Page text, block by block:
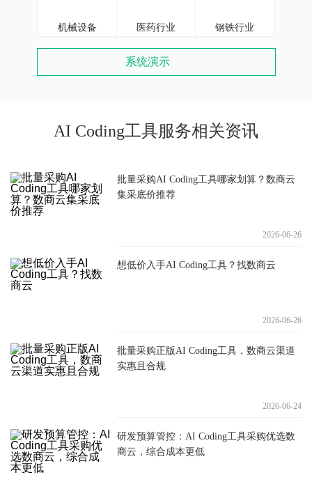
机械设备 医药行业 钢铁行业
系统演示
AI Coding工具服务相关资讯
批量采购AI Coding工具哪家划算？数商云
集采底价推荐
2026-06-26
想低价入手AI Coding工具？找数商云
2026-06-26
批量采购正版AI Coding工具，数商云渠道
实惠且合规
2026-06-24
研发预算管控：AI Coding工具采购优选数
商云，综合成本更低